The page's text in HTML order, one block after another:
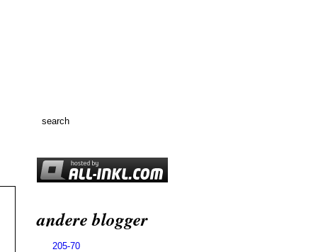
andere blogger
205-70